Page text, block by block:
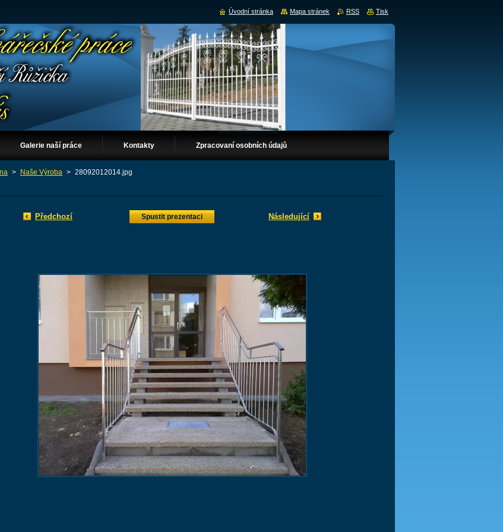
Galerie naší práce Kontakty Zpracovaní osobních údajů
> Naše Výroba > 28092012014.jpg
Předchozí Spustit prezentaci Následující
Úvodní stránka Mapa stránek RSS Tisk